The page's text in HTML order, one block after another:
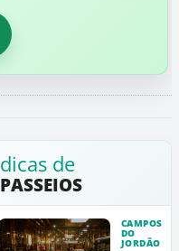
dicas de
PASSEIOS
CAMPOS
DO
JORDÃO